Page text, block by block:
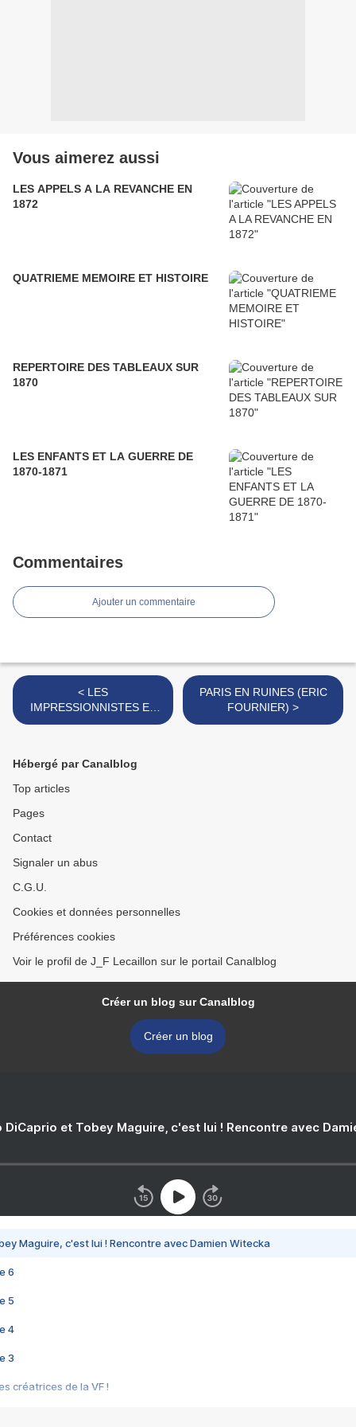
Vous aimerez aussi
LES APPELS A LA REVANCHE EN
1872
QUATRIEME MEMOIRE ET HISTOIRE
REPERTOIRE DES TABLEAUX SUR
1870
LES ENFANTS ET LA GUERRE DE
1870-1871
Commentaires
Ajouter un commentaire
< LES
IMPRESSIONNISTES ET
LES RUINES DE PARIS
PARIS EN RUINES (ERIC
FOURNIER) >
Hébergé par Canalblog
Top articles
Pages
Contact
Signaler un abus
C.G.U.
Cookies et données personnelles
Préférences cookies
Voir le profil de J_F Lecaillon sur le portail Canalblog
Créer un blog sur Canalblog
Créer un blog
DiCaprio et Tobey Maguire, c'est lui ! Rencontre avec
Maguire, c'est lui ! Rencontre avec Damien Witecka
6
5
4
3
créatrices de la VF !